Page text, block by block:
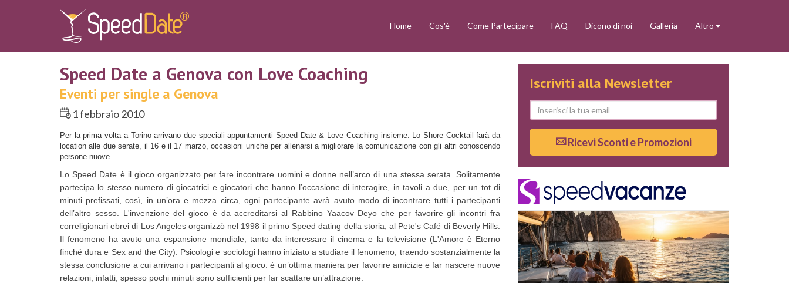
Home Cos'è Come Partecipare FAQ Dicono di noi Galleria Altro
Speed Date a Genova con Love Coaching
Eventi per single a Genova
1 febbraio 2010
Per la prima volta a Torino arrivano due speciali appuntamenti Speed Date & Love Coaching insieme. Lo Shore Cocktail farà da
location alle due serate, il 16 e il 17 marzo, occasioni uniche per allenarsi a migliorare la comunicazione con gli altri conoscendo
persone nuove.
Lo Speed Date è il gioco organizzato per fare incontrare uomini e donne nell’arco di una stessa serata. Solitamente
partecipa lo stesso numero di giocatrici e giocatori che hanno l’occasione di interagire, in tavoli a due, per un tot di
minuti prefissati, così, in un’ora e mezza circa, ogni partecipante avrà avuto modo di incontrare tutti i partecipanti
dell’altro sesso. L'invenzione del gioco è da accreditarsi al Rabbino Yaacov Deyo che per favorire gli incontri fra
correligionari ebrei di Los Angeles organizzò nel 1998 il primo Speed dating della storia, al Pete's Café di Beverly Hills.
Il fenomeno ha avuto una espansione mondiale, tanto da interessare il cinema e la televisione (L'Amore è Eterno
finché dura e Sex and the City). Psicologi e sociologi hanno iniziato a studiare il fenomeno, traendo sostanzialmente la
stessa conclusione a cui arrivano i partecipanti al gioco: è un’ottima maniera per favorire amicizie e far nascere nuove
relazioni, infatti, spesso pochi minuti sono sufficienti per far scattare un’attrazione.
Iscriviti alla Newsletter
Ricevi Sconti e Promozioni